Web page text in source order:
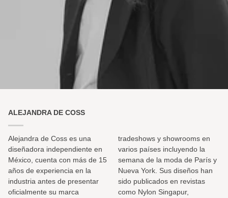
ALEJANDRA DE COSS
Alejandra de Coss es una
diseñadora independiente en
México, cuenta con más de 15
años de experiencia en la
industria antes de presentar
oficialmente su marca
tradeshows y showrooms en
varios países incluyendo la
semana de la moda de París y
Nueva York. Sus diseños han
sido publicados en revistas
como Nylon Singapur,